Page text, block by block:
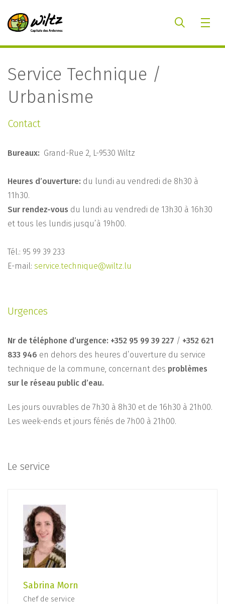
Service Technique /
Urbanisme
Contact
Bureaux: Grand-Rue 2, L-9530 Wiltz
Heures d’ouverture: du lundi au vendredi de 8h30 à
11h30.
Sur rendez-vous du lundi au vendredi de 13h30 à 16h30
et tous les lundis jusqu’à 19h00.
Tél.: 95 99 39 233
E-mail: service.technique@wiltz.lu
Urgences
Nr de téléphone d’urgence: +352 95 99 39 227 / +352 621
833 946 en dehors des heures d’ouverture du service
technique de la commune, concernant des problèmes
sur le réseau public d’eau.
Les jours ouvrables de 7h30 à 8h30 et de 16h30 à 21h00.
Les week-ends et jours fériés de 7h00 à 21h00.
Le service
Sabrina Morn
Chef de service